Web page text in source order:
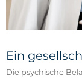
Ein
Die psychische